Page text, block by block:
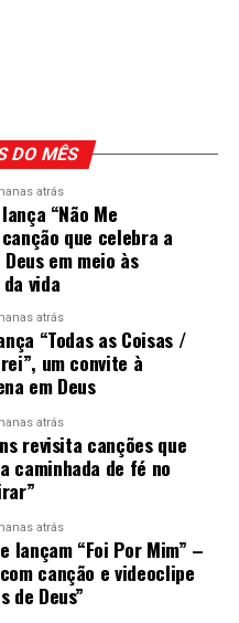
DO MÊS
atrás
“Não Me
que celebra a
em meio às
vida
atrás
“Todas as Coisas /
um convite à
em Deus
atrás
revisita canções que
caminhada de fé no
atrás
lançam “Foi Por Mim” –
canção e videoclipe
de Deus”